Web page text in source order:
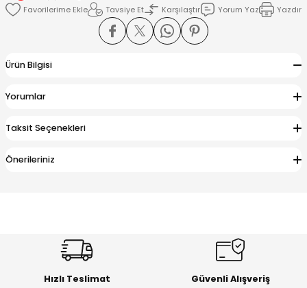
Tavsiye Et
Karşılaştır Yorum Yaz Yazdır
Ürün Bilgisi
Yorumlar
Taksit Seçenekleri
Önerileriniz
Hızlı Teslimat Güvenli Alışveriş